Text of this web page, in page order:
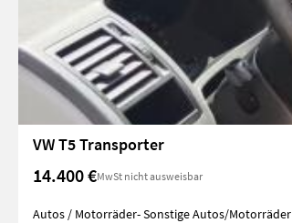
VW T5 Transporter
14.400 €MwSt nicht ausweisbar
Autos / Motorräder- Sonstige Autos/Motorräder